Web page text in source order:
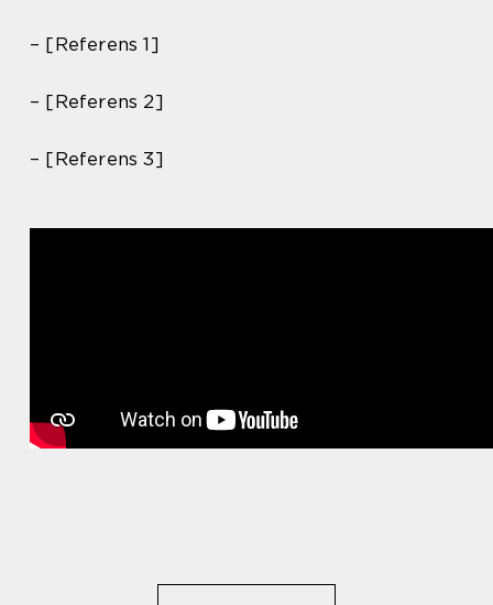
– [Referens 1]
– [Referens 2]
– [Referens 3]